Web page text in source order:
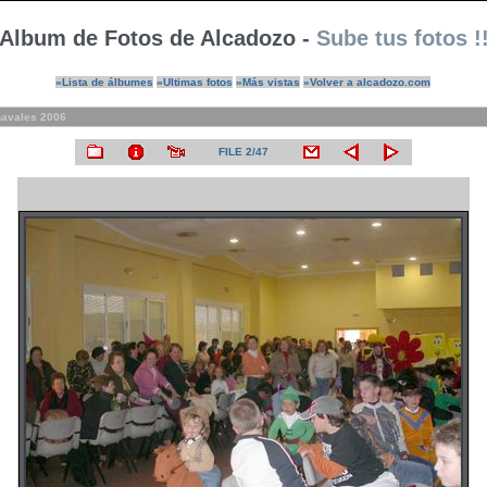
de Fotos de Alcadozo - Sube tus fotos
»Lista de álbumes »Ultimas fotos »Más vistas »Volver a alcadozo.com
2006
FILE 2/47